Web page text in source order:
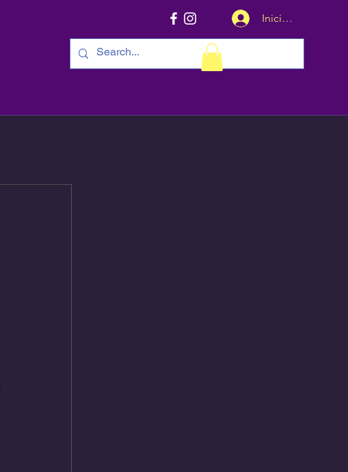
Iniciar sesión